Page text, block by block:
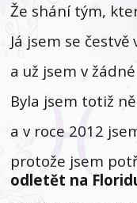
Že shání tým,
Já jsem se
a už jsem v
Byla jsem totiž
a v roce 2012
protože jsem
odletět na